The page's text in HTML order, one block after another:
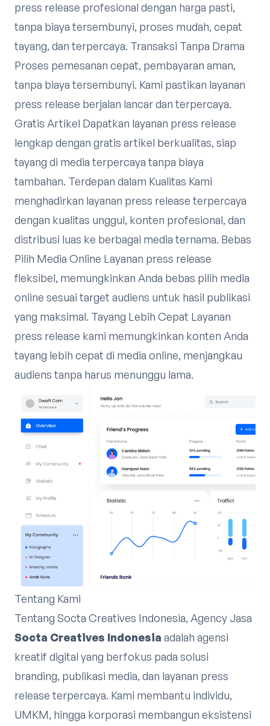
press release profesional dengan harga pasti,
tanpa biaya tersembunyi, proses mudah, cepat
tayang, dan terpercaya. Transaksi Tanpa Drama
Proses pemesanan cepat, pembayaran aman,
tanpa biaya tersembunyi. Kami pastikan layanan
press release berjalan lancar dan terpercaya.
Gratis Artikel Dapatkan layanan press release
lengkap dengan gratis artikel berkualitas, siap
tayang di media terpercaya tanpa biaya
tambahan. Terdepan dalam Kualitas Kami
menghadirkan layanan press release terpercaya
dengan kualitas unggul, konten profesional, dan
distribusi luas ke berbagai media ternama. Bebas
Pilih Media Online Layanan press release
fleksibel, memungkinkan Anda bebas pilih media
online sesuai target audiens untuk hasil publikasi
yang maksimal. Tayang Lebih Cepat Layanan
press release kami memungkinkan konten Anda
tayang lebih cepat di media online, menjangkau
audiens tanpa harus menunggu lama.
Tentang Kami
Tentang Socta Creatives Indonesia, Agency Jasa
Socta Creatives Indonesia adalah agensi
kreatif digital yang berfokus pada solusi
branding, publikasi media, dan layanan press
release terpercaya. Kami membantu individu,
UMKM, hingga korporasi membangun eksistensi